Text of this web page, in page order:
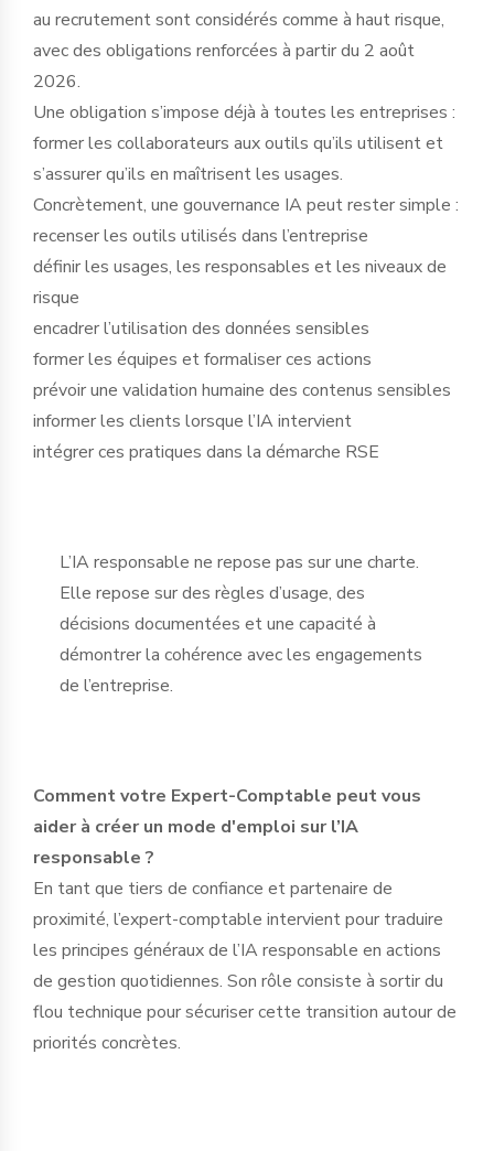
au recrutement sont considérés comme à haut risque,
avec des obligations renforcées à partir du 2 août
2026.
Une obligation s’impose déjà à toutes les entreprises :
former les collaborateurs aux outils qu’ils utilisent et
s’assurer qu’ils en maîtrisent les usages.
Concrètement, une gouvernance IA peut rester simple :
recenser les outils utilisés dans l’entreprise
définir les usages, les responsables et les niveaux de
risque
encadrer l’utilisation des données sensibles
former les équipes et formaliser ces actions
prévoir une validation humaine des contenus sensibles
informer les clients lorsque l’IA intervient
intégrer ces pratiques dans la démarche RSE
L’IA responsable ne repose pas sur une charte.
Elle repose sur des règles d’usage, des
décisions documentées et une capacité à
démontrer la cohérence avec les engagements
de l’entreprise.
Comment votre Expert-Comptable peut vous
aider à créer un mode d'emploi sur l’IA
responsable ?
En tant que tiers de confiance et partenaire de
proximité, l’expert-comptable intervient pour traduire
les principes généraux de l’IA responsable en actions
de gestion quotidiennes. Son rôle consiste à sortir du
flou technique pour sécuriser cette transition autour de
priorités concrètes.